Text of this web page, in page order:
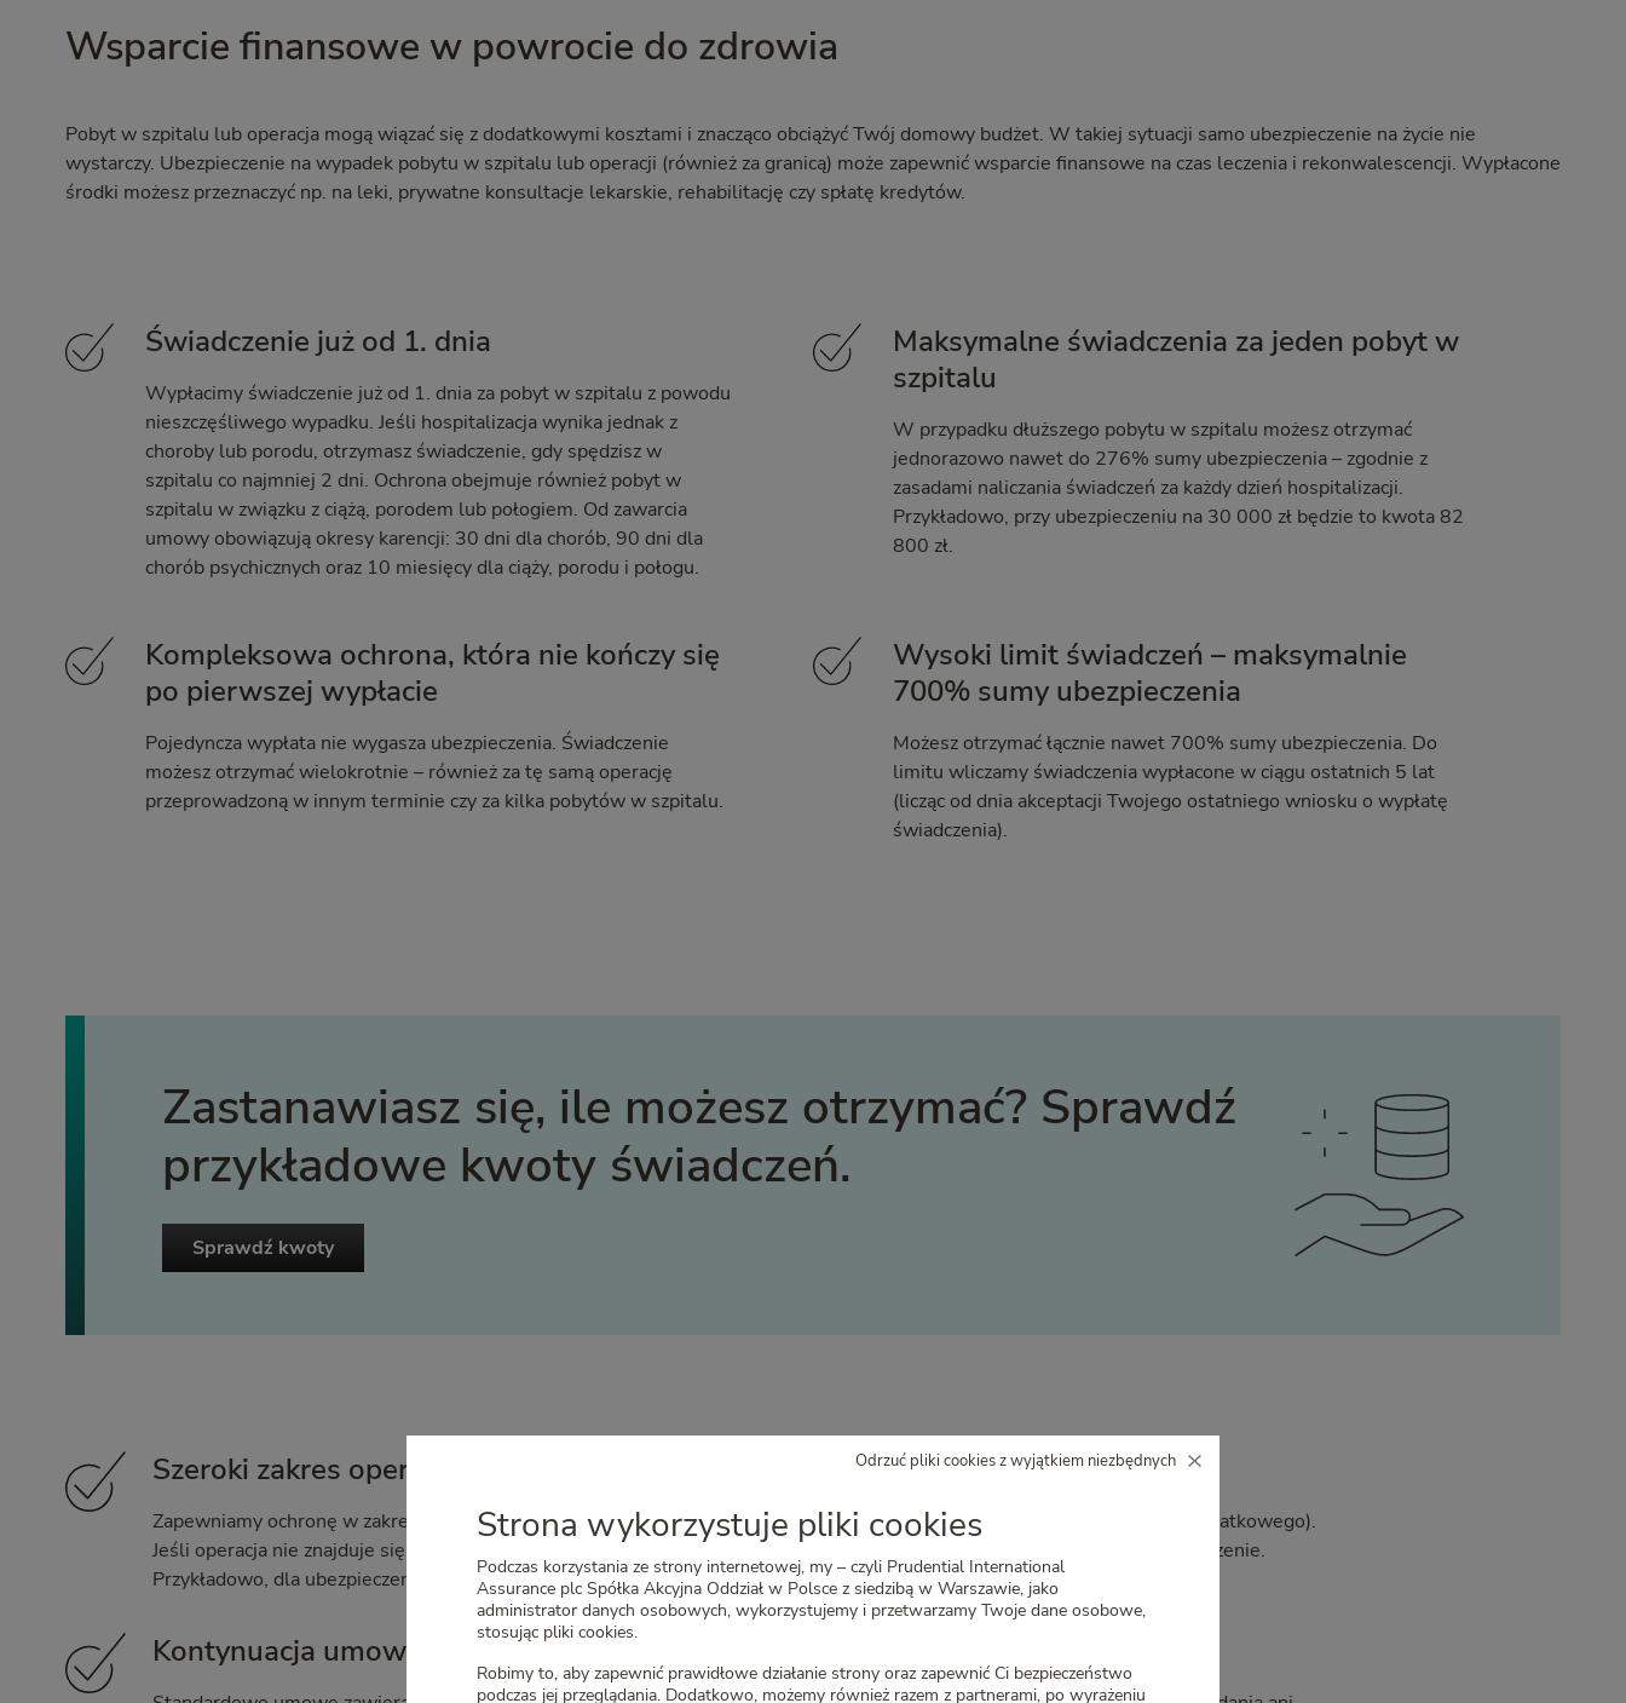
Wsparcie finansowe w powrocie do zdrowia
Pobyt w szpitalu lub operacja mogą wiązać się z dodatkowymi kosztami i znacząco obciążyć Twój domowy budżet. W takiej sytuacji samo ubezpieczenie na życie nie
wystarczy. Ubezpieczenie na wypadek pobytu w szpitalu lub operacji (również za granicą) może zapewnić wsparcie finansowe na czas leczenia i rekonwalescencji. Wypłacone
środki możesz przeznaczyć np. na leki, prywatne konsultacje lekarskie, rehabilitację czy spłatę kredytów.
Świadczenie już od 1. dnia
Wypłacimy świadczenie już od 1. dnia za pobyt w szpitalu z powodu
nieszczęśliwego wypadku. Jeśli hospitalizacja wynika jednak z
choroby lub porodu, otrzymasz świadczenie, gdy spędzisz w
szpitalu co najmniej 2 dni. Ochrona obejmuje również pobyt w
szpitalu w związku z ciążą, porodem lub połogiem. Od zawarcia
umowy obowiązują okresy karencji: 30 dni dla chorób, 90 dni dla
chorób psychicznych oraz 10 miesięcy dla ciąży, porodu i połogu.
Maksymalne świadczenia za jeden pobyt w
szpitalu
W przypadku dłuższego pobytu w szpitalu możesz otrzymać
jednorazowo nawet do 276% sumy ubezpieczenia – zgodnie z
zasadami naliczania świadczeń za każdy dzień hospitalizacji.
Przykładowo, przy ubezpieczeniu na 30 000 zł będzie to kwota 82
800 zł.
Kompleksowa ochrona, która nie kończy się
po pierwszej wypłacie
Pojedyncza wypłata nie wygasza ubezpieczenia. Świadczenie
możesz otrzymać wielokrotnie – również za tę samą operację
przeprowadzoną w innym terminie czy za kilka pobytów w szpitalu.
Wysoki limit świadczeń – maksymalnie
700% sumy ubezpieczenia
Możesz otrzymać łącznie nawet 700% sumy ubezpieczenia. Do
limitu wliczamy świadczenia wypłacone w ciągu ostatnich 5 lat
(licząc od dnia akceptacji Twojego ostatniego wniosku o wypłatę
świadczenia).
Zastanawiasz się, ile możesz otrzymać? Sprawdź
przykładowe kwoty świadczeń.
Sprawdź kwoty
Szeroki zakres operacji i zabiegów
Zapewniamy ochronę w zakresie ponad 760 operacji i zabiegów (zgodnie z tabelą w ogólnych warunkach ubezpieczenia dodatkowego).
Jeśli operacja nie znajduje się w tabeli, też otrzymasz od nas wsparcie – za każde takie zdarzenie również wypłacimy świadczenie.
Przykładowo, dla ubezpieczenia na 30 000 zł będzie to 3 000 zł.
Kontynuacja umowy bez ponownych badań i ankiety medycznej
Strona wykorzystuje pliki cookies
Podczas korzystania ze strony internetowej, my – czyli Prudential International
Assurance plc Spółka Akcyjna Oddział w Polsce z siedzibą w Warszawie, jako
administrator danych osobowych, wykorzystujemy i przetwarzamy Twoje dane osobowe,
stosując pliki cookies.
Robimy to, aby zapewnić prawidłowe działanie strony oraz zapewnić Ci bezpieczeństwo
podczas jej przeglądania. Dodatkowo, możemy również razem z partnerami, po wyrażeniu
Odrzuć pliki cookies z wyjątkiem niezbędnych